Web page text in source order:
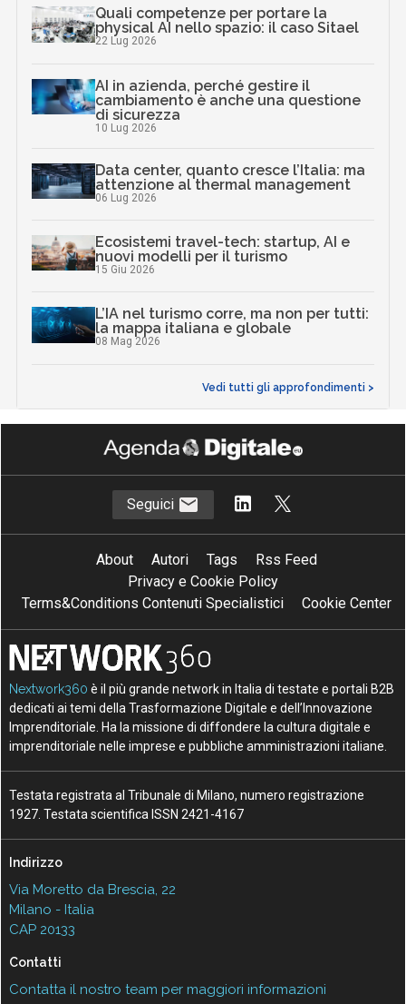
Quali competenze per portare la
physical AI nello spazio: il caso Sitael
22 Lug 2026
AI in azienda, perché gestire il
cambiamento è anche una questione
di sicurezza
10 Lug 2026
Data center, quanto cresce l’Italia: ma
attenzione al thermal management
06 Lug 2026
Ecosistemi travel-tech: startup, AI e
nuovi modelli per il turismo
15 Giu 2026
L’IA nel turismo corre, ma non per tutti:
la mappa italiana e globale
08 Mag 2026
Vedi tutti gli approfondimenti >
Seguici
About Autori Tags
Rss Feed
Privacy e Cookie Policy
Terms&Conditions Contenuti Specialistici
Cookie Center
Nextwork360 è il più grande network in Italia di testate e portali B2B
dedicati ai temi della Trasformazione Digitale e dell’Innovazione
Imprenditoriale. Ha la missione di diffondere la cultura digitale e
imprenditoriale nelle imprese e pubbliche amministrazioni italiane.
Testata registrata al Tribunale di Milano, numero registrazione
1927. Testata scientifica ISSN 2421-4167
Indirizzo
Via Moretto da Brescia, 22
Milano - Italia
CAP 20133
Contatti
Contatta il nostro team per maggiori informazioni